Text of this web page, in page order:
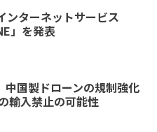
ンターネットサービス
」を発表
中国製ドローンの規制強化
輸入禁止の可能性